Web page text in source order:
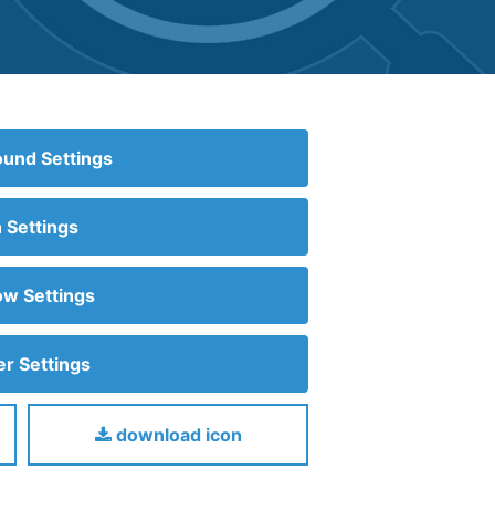
Settings
Settings
Settings
Settings
download icon